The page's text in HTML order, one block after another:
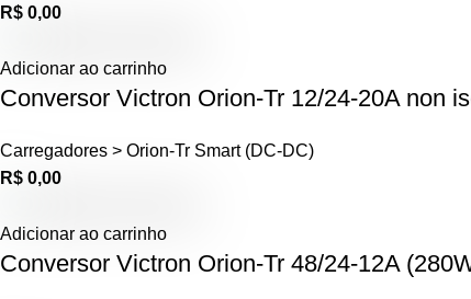
R$ 0,00
Adicionar ao carrinho
Conversor Victron Orion-Tr 12/24-20A non
Carregadores > Orion-Tr Smart (DC-DC)
R$ 0,00
Adicionar ao carrinho
Conversor Victron Orion-Tr 48/24-12A